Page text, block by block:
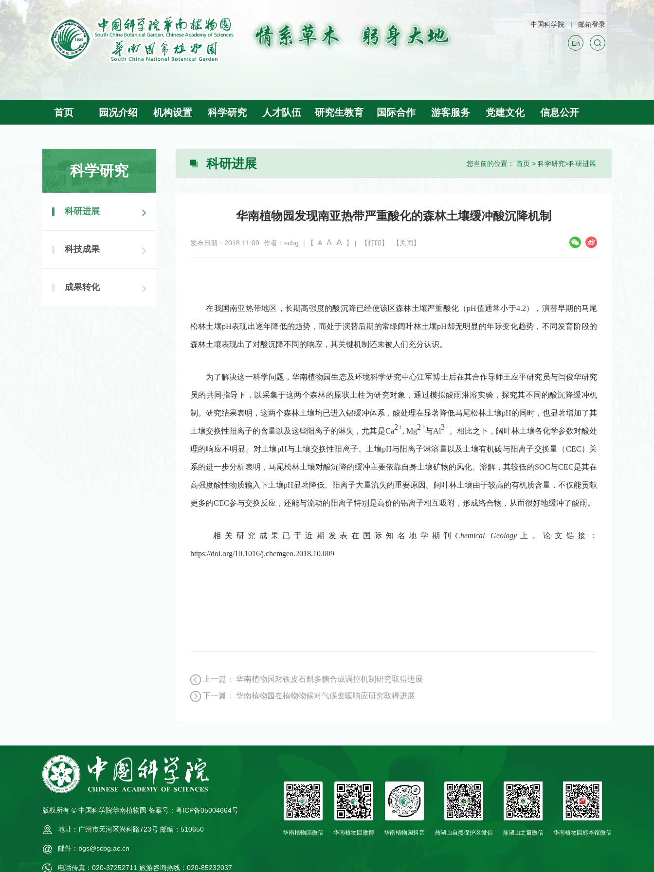
中国科学院 邮箱登录
En
首页 园况介绍 机构设置 科学研究 人才队伍 研究生教育 国际合作 游客服务 党建文化 信息公开
您当前的位置： 首页 > 科学研究>科研进展
科学研究
科研进展
科技成果
成果转化
科研进展
华南植物园发现南亚热带严重酸化的森林土壤缓冲酸沉降机制
发布日期：2018.11.09 作者：scbg | 【 A A A 】 | 【打印】 【关闭】
在我国南亚热带地区，长期高强度的酸沉降已经使该区森林土壤严重酸化（pH值通常小于4.2），演替早期的马尾
松林土壤pH表现出逐年降低的趋势，而处于演替后期的常绿阔叶林土壤pH却无明显的年际变化趋势，不同发育阶段的
森林土壤表现出了对酸沉降不同的响应，其关键机制还未被人们充分认识。
为了解决这一科学问题，华南植物园生态及环境科学研究中心江军博士后在其合作导师王应平研究员与闫俊华研究
员的共同指导下，以采集于这两个森林的原状土柱为研究对象，通过模拟酸雨淋溶实验，探究其不同的酸沉降缓冲机
制。研究结果表明，这两个森林土壤均已进入铝缓冲体系，酸处理在显著降低马尾松林土壤pH的同时，也显著增加了其
土壤交换性阳离子的含量以及这些阳离子的淋失，尤其是Ca2+, Mg2+与Al3+。相比之下，阔叶林土壤各化学参数对酸处
理的响应不明显。对土壤pH与土壤交换性阳离子、土壤pH与阳离子淋溶量以及土壤有机碳与阳离子交换量（CEC）关
系的进一步分析表明，马尾松林土壤对酸沉降的缓冲主要依靠自身土壤矿物的风化、溶解，其较低的SOC与CEC是其在
高强度酸性物质输入下土壤pH显著降低、阳离子大量流失的重要原因。阔叶林土壤由于较高的有机质含量，不仅能贡献
更多的CEC参与交换反应，还能与流动的阳离子特别是高价的铝离子相互吸附，形成络合物，从而很好地缓冲了酸雨。
相关研究成果已于近期发表在国际知名地学期刊 Chemical Geology上。论文链接：
https://doi.org/10.1016/j.chemgeo.2018.10.009
上一篇：
华南植物园对铁皮石斛多糖合成调控机制研究取得进展
下一篇：
华南植物园在植物物候对气候变暖响应研究取得进展
版权所有 © 中国科学院华南植物园 备案号：粤ICP备05004664号
地址：广州市天河区兴科路723号 邮编：510650
邮件：bgs@scbg.ac.cn
电话传真：020-37252711 旅游咨询热线：020-85232037
华南植物园微信 华南植物园微博 华南植物园抖音 鼎湖山自然保护区微信 鼎湖山之窗微信 华南植物园标本馆微信